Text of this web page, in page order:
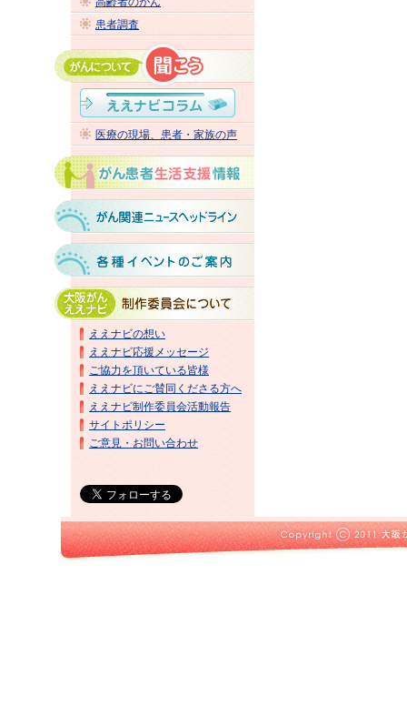
患者調査
医療の現場、患者・家族の声
ええナビの想い
ええナビ応援メッセージ
ご協力を頂いている皆様
ええナビにご賛同くださる方へ
ええナビ制作委員会活動報告
サイトポリシー
ご意見・お問い合わせ